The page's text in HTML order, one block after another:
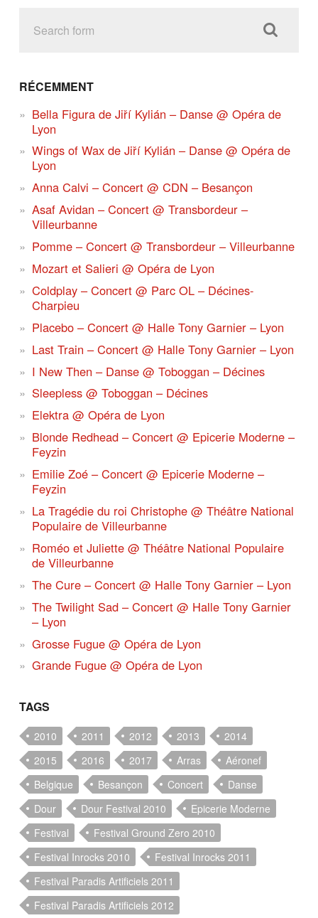
RÉCEMMENT
Bella Figura de Jiří Kylián – Danse @ Opéra de
Lyon
Wings of Wax de Jiří Kylián – Danse @ Opéra de
Lyon
Anna Calvi – Concert @ CDN – Besançon
Asaf Avidan – Concert @ Transbordeur –
Villeurbanne
Pomme – Concert @ Transbordeur – Villeurbanne
Mozart et Salieri @ Opéra de Lyon
Coldplay – Concert @ Parc OL – Décines-
Charpieu
Placebo – Concert @ Halle Tony Garnier – Lyon
Last Train – Concert @ Halle Tony Garnier – Lyon
I New Then – Danse @ Toboggan – Décines
Sleepless @ Toboggan – Décines
Elektra @ Opéra de Lyon
Blonde Redhead – Concert @ Epicerie Moderne –
Feyzin
Emilie Zoé – Concert @ Epicerie Moderne –
Feyzin
La Tragédie du roi Christophe @ Théâtre National
Populaire de Villeurbanne
Roméo et Juliette @ Théâtre National Populaire
de Villeurbanne
The Cure – Concert @ Halle Tony Garnier – Lyon
The Twilight Sad – Concert @ Halle Tony Garnier
– Lyon
Grosse Fugue @ Opéra de Lyon
Grande Fugue @ Opéra de Lyon
TAGS
2010 2011 2012 2013
2014
2015
2016 2017 Arras
Aéronef
Belgique
Besançon Concert
Danse
Dour
Dour Festival 2010
Epicerie Moderne
Festival
Festival Ground Zero 2010
Festival Inrocks 2010
Festival Inrocks 2011
Festival Paradis Artificiels 2011
Festival Paradis Artificiels 2012